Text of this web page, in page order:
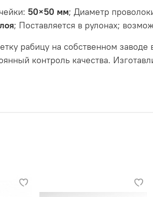
50×50 мм; Диаметр
; Поставляется в рулонах;
рабицу на собственном заводе
контроль качества.